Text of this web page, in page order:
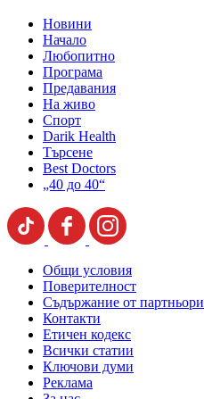
Новини
Начало
Любопитно
Програма
Предавания
На живо
Спорт
Darik Health
Търсене
Best Doctors
„40 до 40“
Общи условия
Поверителност
Съдържание от партньори
Контакти
Етичен кодекс
Всички статии
Ключови думи
Реклама